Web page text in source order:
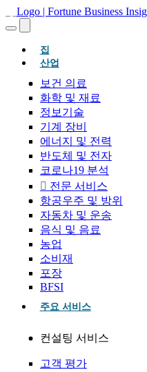
집(현재의)
산업
보건 의료
화학 및 재료
정보기술
기계 장비
에너지 및 전력
반도체 및 전자
코로나19 분석
전문 서비스
항공우주 및 방위
자동차 및 운송
음식 및 음료
농업
소비재
포장
BFSI
주요 서비스
컨설팅 서비스
고객 평가